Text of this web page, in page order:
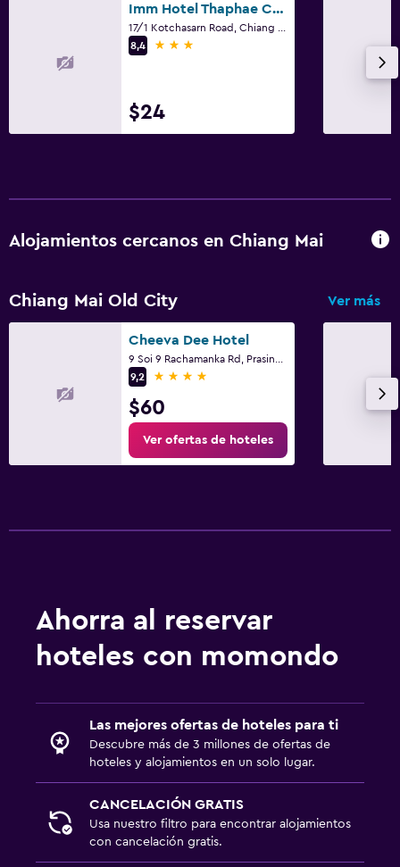
Imm Hotel Thaphae Chiang Mai
8,4
3 estrellas
$24
Alojamientos cercanos en Chiang Mai
Chiang Mai Old City Ver más
Cheeva Dee Hotel
9,2
4 estrellas
$60
Ver ofertas de hoteles
Ahorra al reservar
hoteles con momondo
Las mejores ofertas de hoteles para ti
Descubre más de 3 millones de ofertas de
hoteles y alojamientos en un solo lugar.
CANCELACIÓN GRATIS
Usa nuestro filtro para encontrar alojamientos
con cancelación gratis.